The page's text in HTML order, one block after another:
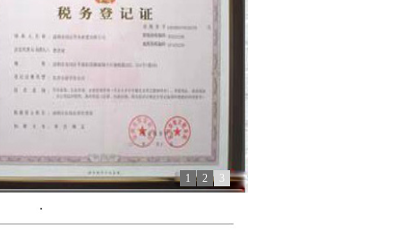
1 2 3